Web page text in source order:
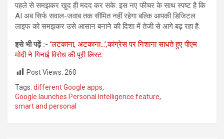
पहले से समझकर खुद ही मदद कर सके. इस नए फीचर के साथ स्‍पष्‍ट है कि
AI अब सिर्फ सवाल-जवाब तक सीमित नहीं रहेगा बल्कि आपकी डिजिटल
लाइफ को समझकर उसे आसान बनाने की दिशा में तेजी से आगे बढ़ रहा है.
इसे भी पढ़ें :- ‘लटकाना, अटकाना…’,कांग्रेस पर निशाना साधते हुए पीएम
मोदी ने गिनाई विरोध की पूरी लिस्ट
Post Views: 260
Tags: different Google apps,
Google launches Personal Intelligence feature,
smart and personal